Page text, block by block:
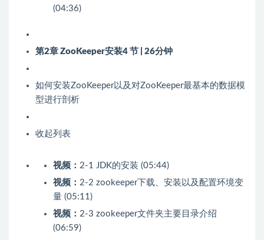
(04:36)
第2章 ZooKeeper安装4 节 | 26分钟
如何安装ZooKeeper以及对ZooKeeper最基本的数据模
型进行剖析
收起列表
视频： 2-1 JDK的安装 (05:44)
视频： 2-2 zookeeper下载、安装以及配置环境变
量 (05:11)
视频： 2-3 zookeeper文件夹主要目录介绍
(06:59)